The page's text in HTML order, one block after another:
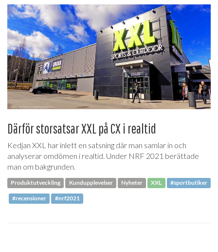
Därför storsatsar XXL på CX i realtid
Kedjan XXL har inlett en satsning där man samlar in och
analyserar omdömen i realtid. Under NRF 2021 berättade
man om bakgrunden.
Produktutveckling Kundupplevelser Nyheter XXL #sportbutiker
#recensioner #nrf2021